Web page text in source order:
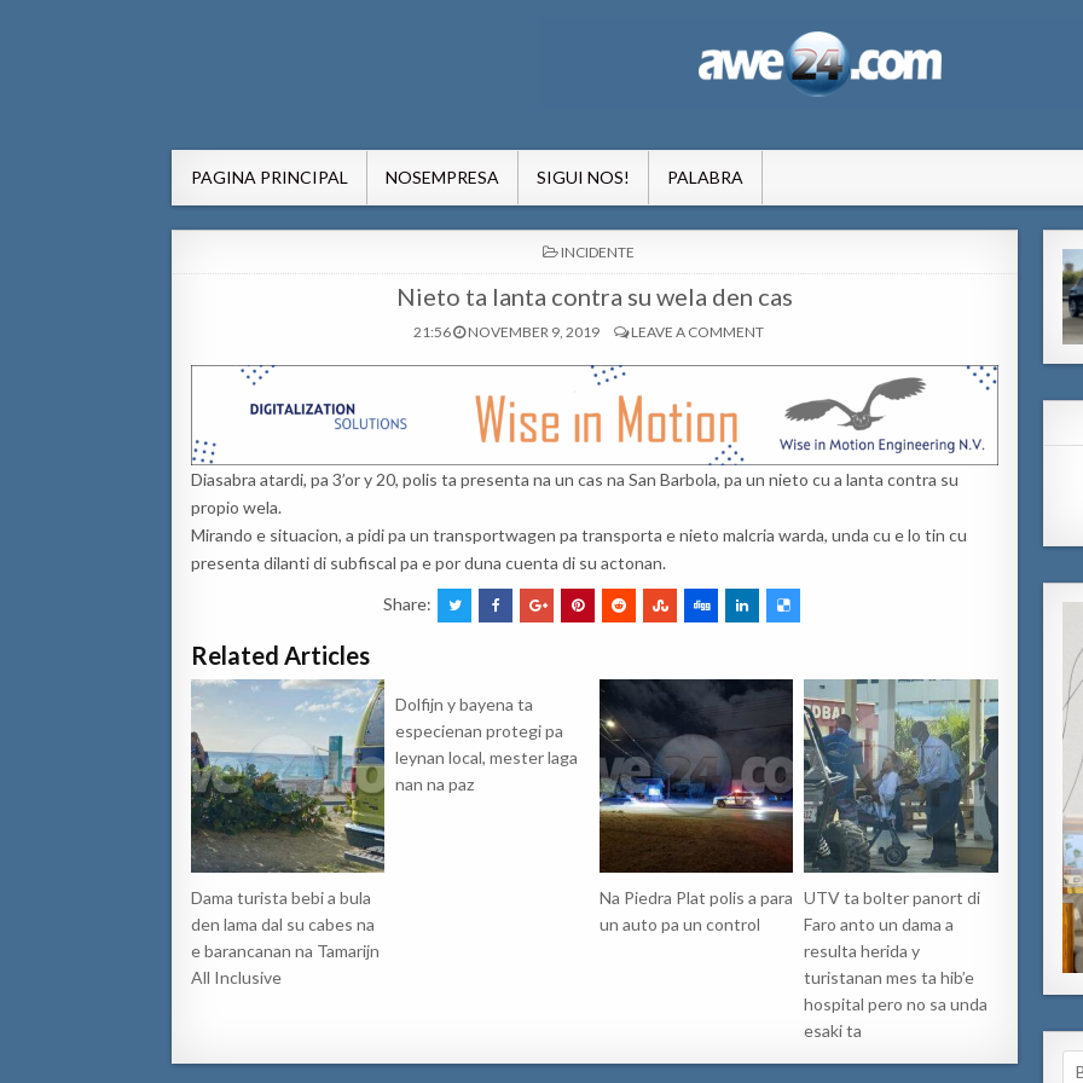
PAGINA PRINCIPAL NOSEMPRESA SIGUI NOS! PALABRA
POSTED
IN
INCIDENTE
Nieto ta lanta contra su wela den cas
21:56 NOVEMBER 9, 2019 LEAVE A COMMENT
Diasabra atardi, pa 3’or y 20, polis ta presenta na un cas na San Barbola, pa un nieto cu a lanta contra su
propio wela.
Mirando e situacion, a pidi pa un transportwagen pa transporta e nieto malcria warda, unda cu e lo tin cu
presenta dilanti di subfiscal pa e por duna cuenta di su actonan.
Share:
Related Articles
Dama turista bebi a bula
den lama dal su cabes na
e barancanan na Tamarijn
All Inclusive
Dolfijn y bayena ta
especienan protegi pa
leynan local, mester laga
nan na paz
Na Piedra Plat polis a para
un auto pa un control
UTV ta bolter panort di
Faro anto un dama a
resulta herida y
turistanan mes ta hib’e
hospital pero no sa unda
esaki ta